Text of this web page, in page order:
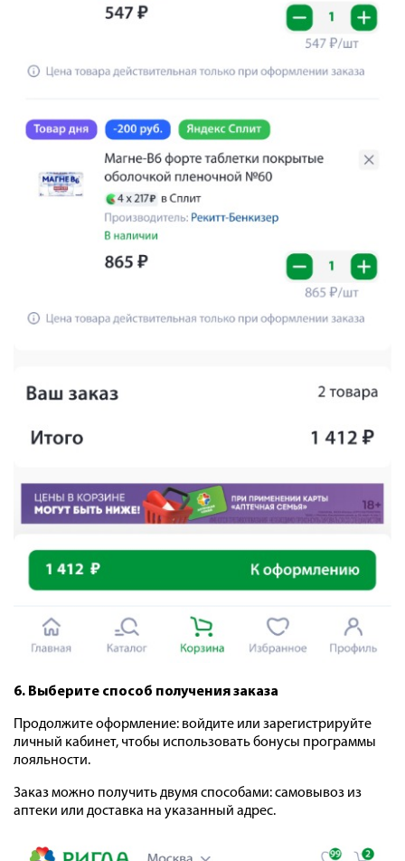
6. Выберите способ получения заказа
Продолжите оформление: войдите или зарегистрируйте
личный кабинет, чтобы использовать бонусы программы
лояльности.
Заказ можно получить двумя способами: самовывоз из
аптеки или доставка на указанный адрес.